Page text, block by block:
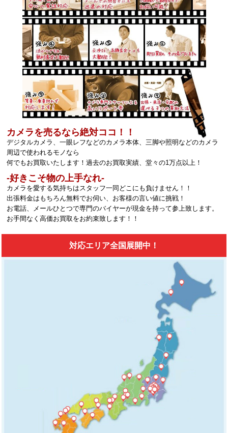
カメラを売るなら絶対ココ！！
デジタルカメラ、一眼レフなどのカメラ本体、三脚や照明などのカメラ
周辺で使われるモノなら
何でもお買取いたします！過去のお買取実績、堂々の1万点以上！
‐好きこそ物の上手なれ‐
カメラを愛する気持ちはスタッフ一同どこにも負けません！！
出張料金はもちろん無料でお伺い、お客様の言い値に挑戦！
お電話、メールひとつで専門のバイヤーが現金を持って参上致します。
お手間なく高価お買取をお約束致します！！
対応エリア全国展開中！